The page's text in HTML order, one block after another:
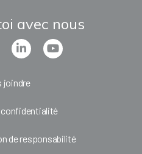
avec nous
joindre
confidentialité
de responsabilité